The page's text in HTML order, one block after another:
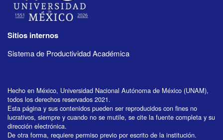
Sitios internos
Sistema de Productividad Académica
Hecho en México, Universidad Nacional Autónoma de México (UNAM),
todos los derechos reservados 2021.
Esta página y sus contenidos pueden ser reproducidos con fines no
lucrativos, siempre y cuando no se mutile, se cite la fuente completa y su
dirección electrónica.
De otra forma, requiere permiso previo por escrito de la institución.